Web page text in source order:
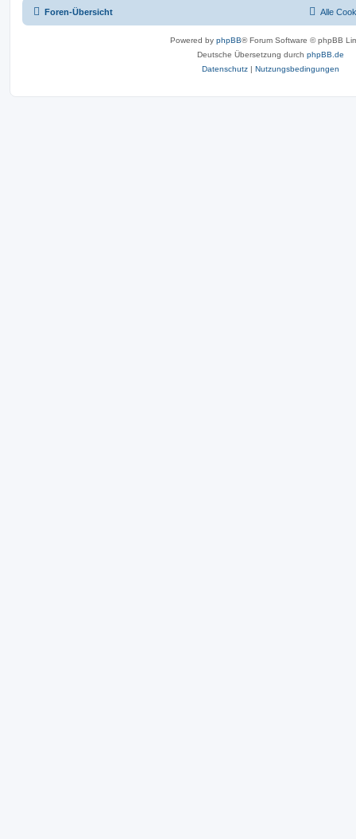
Foren-Übersicht Alle
Powered by phpBB® Forum Software © phpBB
Deutsche Übersetzung durch phpBB.de
Datenschutz | Nutzungsbedingungen